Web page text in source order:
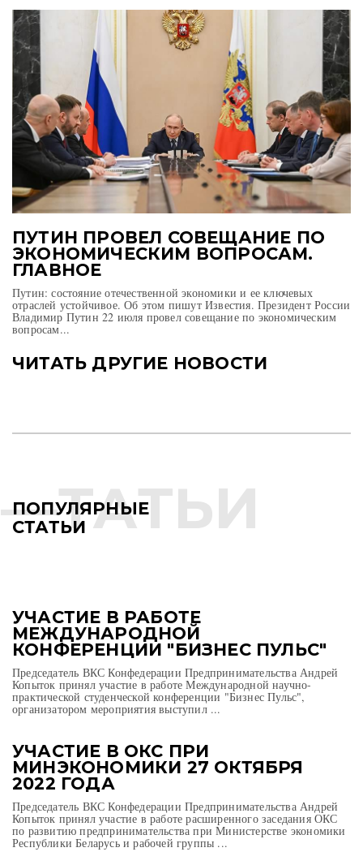
ПУТИН ПРОВЕЛ СОВЕЩАНИЕ ПО
ЭКОНОМИЧЕСКИМ ВОПРОСАМ.
ГЛАВНОЕ
Путин: состояние отечественной экономики и ее ключевых
отраслей устойчивое. Об этом пишут Известия. Президент России
Владимир Путин 22 июля провел совещание по экономическим
вопросам...
ЧИТАТЬ ДРУГИЕ НОВОСТИ
ПОПУЛЯРНЫЕ
СТАТЬИ
УЧАСТИЕ В РАБОТЕ
МЕЖДУНАРОДНОЙ
КОНФЕРЕНЦИИ "БИЗНЕС ПУЛЬС"
Председатель ВКС Конфедерации Предпринимательства Андрей
Копыток принял участие в работе Международной научно-
практической студенческой конференции "Бизнес Пульс",
организатором мероприятия выступил ...
УЧАСТИЕ В ОКС ПРИ
МИНЭКОНОМИКИ 27 ОКТЯБРЯ
2022 ГОДА
Председатель ВКС Конфедерации Предпринимательства Андрей
Копыток принял участие в работе расширенного заседания ОКС
по развитию предпринимательства при Министерстве экономики
Республики Беларусь и рабочей группы ...